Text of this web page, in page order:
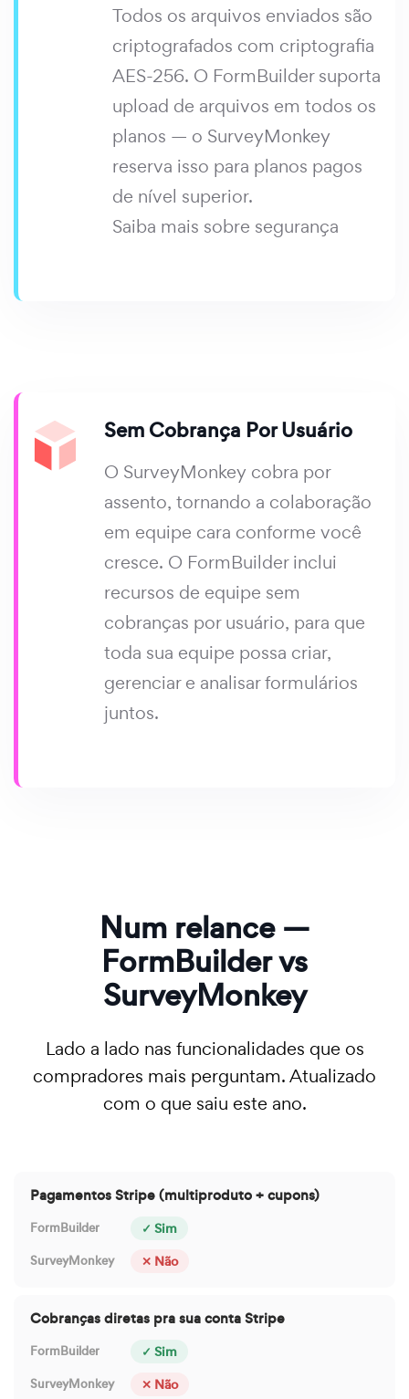
Todos os arquivos enviados são
criptografados com criptografia
AES-256. O FormBuilder suporta
upload de arquivos em todos os
planos — o SurveyMonkey
reserva isso para planos pagos
de nível superior.
Saiba mais sobre segurança
Sem Cobrança Por Usuário
O SurveyMonkey cobra por
assento, tornando a colaboração
em equipe cara conforme você
cresce. O FormBuilder inclui
recursos de equipe sem
cobranças por usuário, para que
toda sua equipe possa criar,
gerenciar e analisar formulários
juntos.
Num relance —
FormBuilder vs
SurveyMonkey
Lado a lado nas funcionalidades que os
compradores mais perguntam. Atualizado
com o que saiu este ano.
Pagamentos Stripe (multiproduto + cupons)
✓ Sim
✕ Não
Cobranças diretas pra sua conta Stripe
✓ Sim
✕ Não